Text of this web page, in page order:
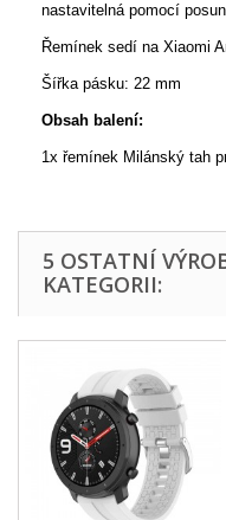
nastavitelná pomocí
Řemínek sedí na Xiaomi
Šířka pásku: 22 mm
Obsah balení:
1x řemínek Milánský tah
5 OSTATNÍ
KATEGORII: